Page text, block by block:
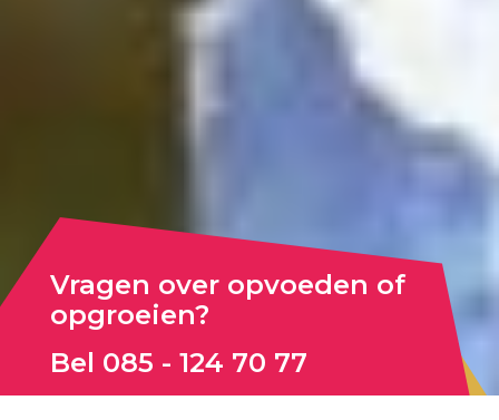
Vragen over opvoeden of
opgroeien?
Bel 085 - 124 70 77